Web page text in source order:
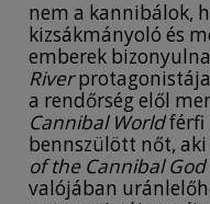
nem a kannibálok,
kizsákmányoló és
emberek
Riverprotagonistája
a rendőrség elől
Cannibal Worldférfi
bennszülött nőt,
of the Cannibal God
valójában